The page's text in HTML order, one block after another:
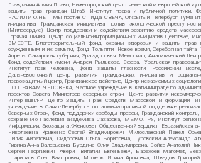
Гражданин.Армия.Право, Нижегородский центр немецкой и европейской
защиты прав граждан Штаб, Институт права и публичной политики,
НАСИЛИЮ.НЕТ, Мы против СПИДа, СВЕЧА, Открытый Петербург,
инициатива, Гражданская инициатива против экологической
(Милосердие), Центр поддержки и содействия развитию средств
Горячая Линия, Центр социально-информационных инициатив Действие,
ВМЕСТЕ, Благотворительный фонд охраны здоровья и защиты прав
осужденным и их семьям, Фонд Тольятти, Новое время, Серебряная тайга,
Апрель, Самарская губерния, Эра здоровья, Мемориал, Аналитический
Фонд содействия имени Андрея Рылькова, Сфера, Уральская
Институт прав человека, Фонд защиты гласности, Российский
Дальневосточный центр развития гражданских инициатив и
правозащитный центр, Гражданское действие, Центр независимых
ПО ПРАВАМ ЧЕЛОВЕКА, Частное учреждение в Калининграде по
проектов Совета Министров северных стран, Центр развития
Интернешнл-Р, Центр Защиты Прав Средств Массовой Информации,
учреждение в Санкт-Петербурге по административной поддержке
Северных Стран, Фонд поддержки свободы прессы, Гражданский
сохранению наследия академика Сахарова, МЕМО. РУ, Институт
Информации, Экозащита!-Женсовет, Общественный вердикт, Евразийская
Николаевна, Кривенко Сергей Владимирович, Милославский Павел
Лилия Айратовна, Сидорович Ольга Борисовна, Туровский Александр
Ривина Анна Валерьевна, Бурдина Юлия Владимировна, Бойко Анатолий
Сергей Георгиевич, Аверин Виталий Евгеньевич, Барахоев Магомед
Шарипков Олег Викторович, Мошель Ирина Ароновна, Шведов Григорий